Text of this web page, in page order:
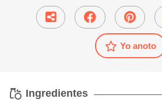
Yo anoto
Ingredientes